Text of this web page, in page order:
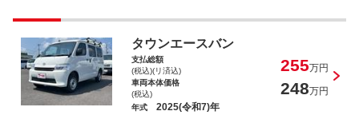
タント カスタムＲＳ
タウンエースバン
支払総額
(税込)(リ済込)
255万円
車両本体価格
(税込)
248万円
年式 2025(令和7)年